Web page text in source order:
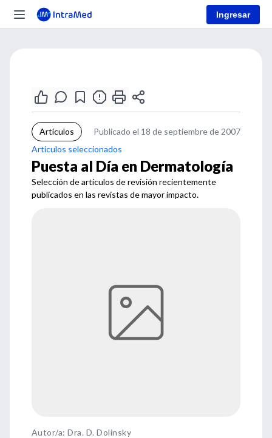
Ingresar
Artículos
Publicado el 18 de septiembre de 2007
Artículos seleccionados
Puesta al Día en Dermatología
Selección de artículos de revisión recientemente
publicados en las revistas de mayor impacto.
Autor/a: Dra. D. Dolinsky